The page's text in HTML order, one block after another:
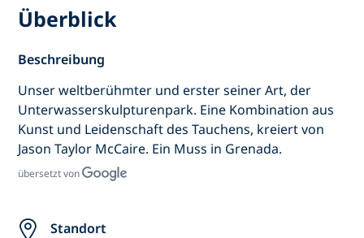
Überblick
Beschreibung
Unser weltberühmter und erster seiner Art, der
Unterwasserskulpturenpark. Eine Kombination aus
Kunst und Leidenschaft des Tauchens, kreiert von
Jason Taylor McCaire. Ein Muss in Grenada.
übersetzt von
Standort